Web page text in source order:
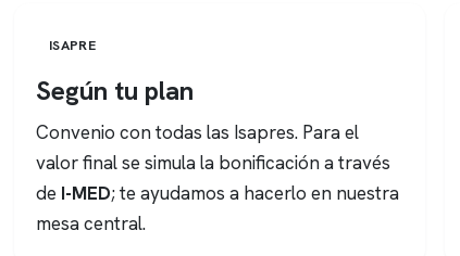
ISAPRE
Según tu plan
Convenio con todas las Isapres. Para el
valor final se simula la bonificación a través
de I-MED; te ayudamos a hacerlo en nuestra
mesa central.